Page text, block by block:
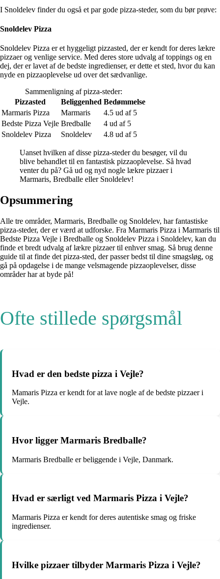
I Snoldelev finder du også et par gode pizza-steder, som du bør prøve:
Snoldelev Pizza
Snoldelev Pizza er et hyggeligt pizzasted, der er kendt for deres lækre
pizzaer og venlige service. Med deres store udvalg af toppings og en
dej, der er lavet af de bedste ingredienser, er dette et sted, hvor du kan
nyde en pizzaoplevelse ud over det sædvanlige.
Sammenligning af pizza-steder:
Pizzasted
Beliggenhed Bedømmelse
Marmaris Pizza
Marmaris
4.5 ud af 5
Bedste Pizza Vejle Bredballe
4 ud af 5
Snoldelev Pizza
Snoldelev 4.8 ud af 5
Uanset hvilken af ​​disse pizza-steder du besøger, vil du
blive behandlet til en fantastisk pizzaoplevelse. Så hvad
venter du på? Gå ud og nyd nogle lækre pizzaer i
Marmaris, Bredballe eller Snoldelev!
Opsummering
Alle tre områder, Marmaris, Bredballe og Snoldelev, har fantastiske
pizza-steder, der er værd at udforske. Fra Marmaris Pizza i Marmaris til
Bedste Pizza Vejle i Bredballe og Snoldelev Pizza i Snoldelev, kan du
finde et bredt udvalg af lækre pizzaer til enhver smag. Så brug denne
guide til at finde det pizza-sted, der passer bedst til dine smagsløg, og
gå på opdagelse i de mange velsmagende pizzaoplevelser, disse
områder har at byde på!
Ofte stillede spørgsmål
Hvad er den bedste pizza i Vejle?
Mamaris Pizza er kendt for at lave nogle af de bedste pizzaer i
Vejle.
Hvor ligger Marmaris Bredballe?
Marmaris Bredballe er beliggende i Vejle, Danmark.
Hvad er særligt ved Marmaris Pizza i Vejle?
Marmaris Pizza er kendt for deres autentiske smag og friske
ingredienser.
Hvilke pizzaer tilbyder Marmaris Pizza i Vejle?